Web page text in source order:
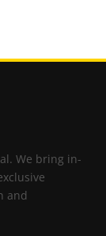
We bring in-
and